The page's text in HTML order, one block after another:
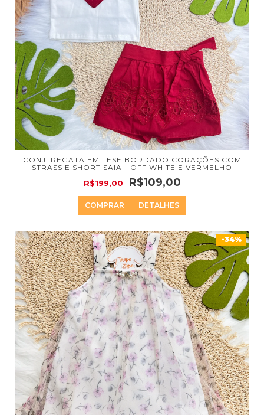
CONJ. REGATA EM LESE BORDADO CORAÇÕES COM
STRASS E SHORT SAIA - OFF WHITE E VERMELHO
R$199,00 R$109,00
COMPRAR DETALHES
-34%